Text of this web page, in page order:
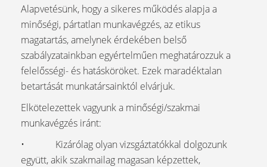
Alapvetésünk, hogy a sikeres működés alapja a
minőségi, pártatlan munkavégzés, az etikus
magatartás, amelynek érdekében belső
szabályzatainkban egyértelműen meghatározzuk a
felelősségi- és hatásköröket. Ezek maradéktalan
betartását munkatársainktól elvárjuk.
Elkötelezettek vagyunk a minőségi/szakmai
munkavégzés iránt:
• Kizárólag olyan vizsgáztatókkal dolgozunk
együtt, akik szakmailag magasan képzettek,